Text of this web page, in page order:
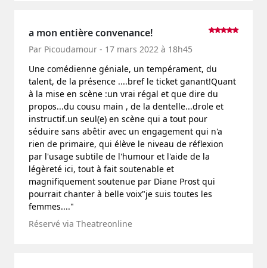
a mon entière convenance!
Par Picoudamour - 17 mars 2022 à 18h45
Une comédienne géniale, un tempérament, du
talent, de la présence ....bref le ticket ganant!Quant
à la mise en scène :un vrai régal et que dire du
propos...du cousu main , de la dentelle...drole et
instructif.un seul(e) en scène qui a tout pour
séduire sans abêtir avec un engagement qui n'a
rien de primaire, qui élève le niveau de réflexion
par l'usage subtile de l'humour et l'aide de la
légèreté ici, tout à fait soutenable et
magnifiquement soutenue par Diane Prost qui
pourrait chanter à belle voix"je suis toutes les
femmes...."
Réservé via Theatreonline